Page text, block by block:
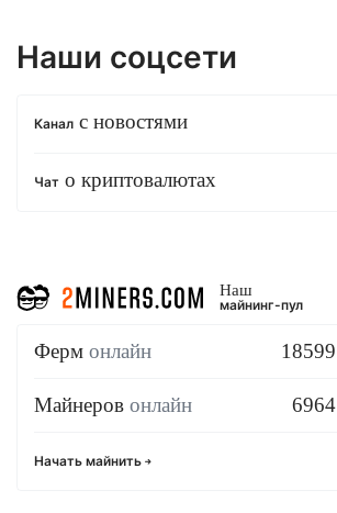
Наши соцсети
Канал с новостями
Чат о криптовалютах
Наш
майнинг-пул
Ферм онлайн 18599
Майнеров онлайн 6964
Начать майнить